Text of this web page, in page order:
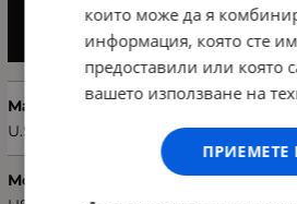
Марка
U.S. POLO ASSN.
Модел чанта
които може да я
информация, която сте им
предоставили или която
вашето използване на
ПРИЕМЕТЕ